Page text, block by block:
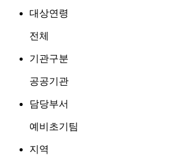
대상연령
전체
기관구분
공공기관
담당부서
예비초기팀
지역